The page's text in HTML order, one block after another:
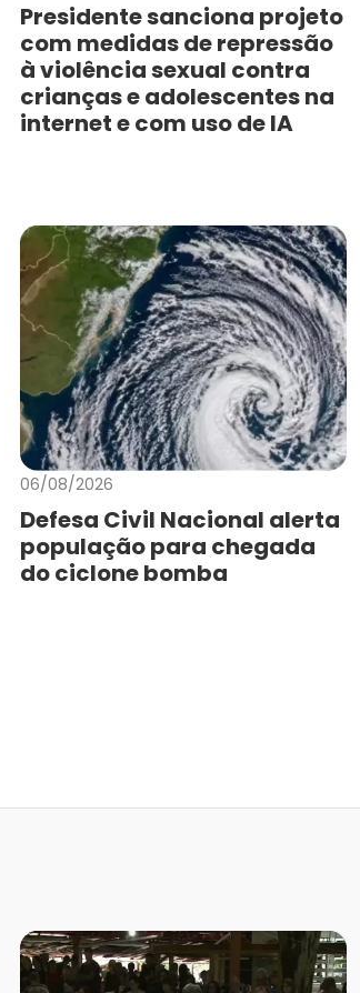
Presidente sanciona projeto
com medidas de repressão
à violência sexual contra
crianças e adolescentes na
internet e com uso de IA
06/08/2026
Defesa Civil Nacional alerta
população para chegada
do ciclone bomba